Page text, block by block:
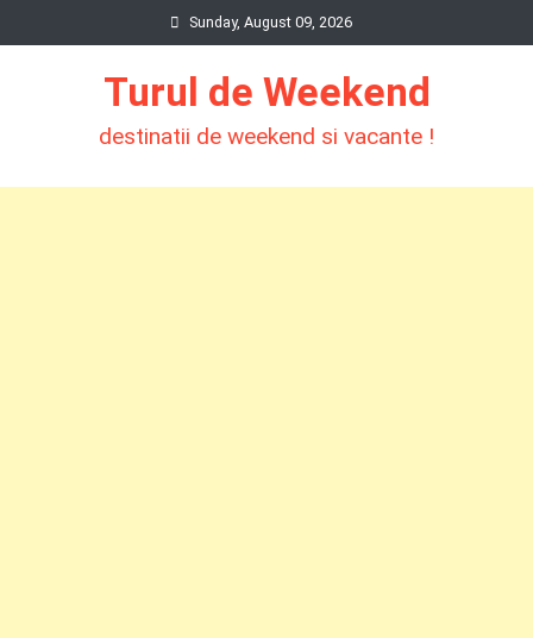
to
Sunday, August 09, 2026
Turul de Weekend
destinatii de weekend si vacante !